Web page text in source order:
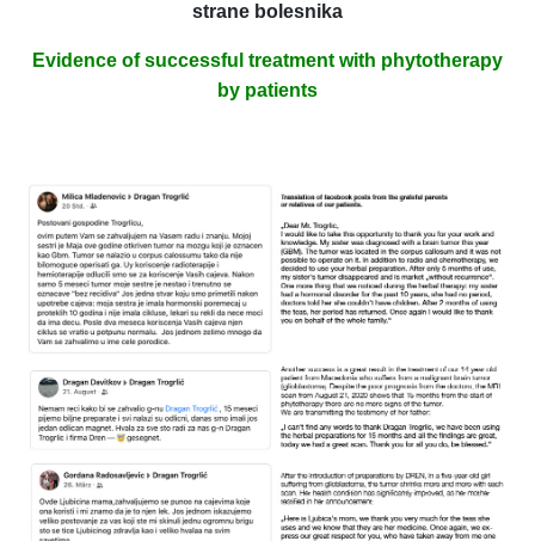
strane bolesnika
Evidence of successful treatment with phytotherapy
by patients